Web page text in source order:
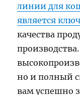
линии для
является
качества
но и полный
вам успешно